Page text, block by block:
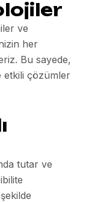
ve
her
Bu sayede,
etkili çözümler
tutar ve